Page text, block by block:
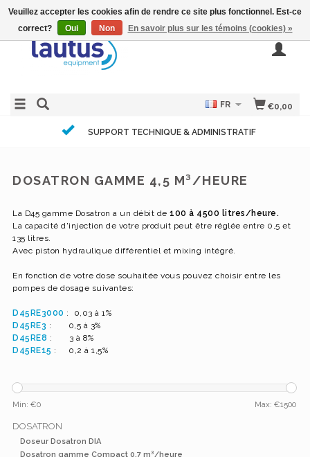
€0,00
FR
SUPPORT TECHNIQUE & ADMINISTRATIF
DOSATRON GAMME 4,5 M³/HEURE
La D45 gamme Dosatron a un débit de 100 à 4500 litres/heure.
La capacité d'injection de votre produit peut être réglée entre 0,5 et
135 litres.
Avec piston hydraulique différentiel et mixing intégré.
En fonction de votre dose souhaitée vous pouvez choisir entre les
pompes de dosage suivantes:
D45RE3000 : 0,03 à 1%
D45RE3 : 0,5 à 3%
D45RE8 : 3 à 8%
D45RE15 : 0,2 à 1,5%
Min: €0 Max: €1500
DOSATRON
Doseur Dosatron DIA
Dosatron gamme Compact 0,7 m³/heure
Veuillez accepter les cookies afin de rendre ce site plus fonctionnel. Est-ce
correct?
Oui Non En savoir plus sur les témoins (cookies) »